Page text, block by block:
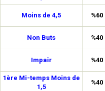
Moins de 4,5 %60
Non Buts %40
Impair %40
1ère Mi-temps Moins de
1,5
%40